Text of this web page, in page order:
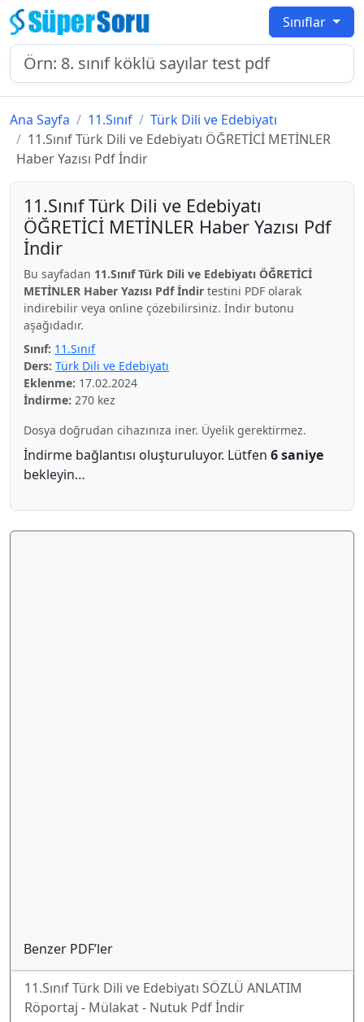
Sınıflar
Ana Sayfa 11.Sınıf
Türk Dili ve Edebiyatı
11.Sınıf Türk Dili ve Edebiyatı ÖĞRETİCİ METİNLER
Haber Yazısı Pdf İndir
11.Sınıf Türk Dili ve Edebiyatı
ÖĞRETİCİ METİNLER Haber Yazısı Pdf
İndir
Bu sayfadan 11.Sınıf Türk Dili ve Edebiyatı ÖĞRETİCİ
METİNLER Haber Yazısı Pdf İndir testini PDF olarak
indirebilir veya online çözebilirsiniz. İndir butonu
aşağıdadır.
Sınıf: 11.Sınıf
Ders: Türk Dili ve Edebiyatı
Eklenme: 17.02.2024
İndirme: 270 kez
Dosya doğrudan cihazınıza iner. Üyelik gerektirmez.
İndirme bağlantısı oluşturuluyor. Lütfen 5 saniye
bekleyin…
Benzer PDF’ler
11.Sınıf Türk Dili ve Edebiyatı SÖZLÜ ANLATIM
Röportaj - Mülakat - Nutuk Pdf İndir